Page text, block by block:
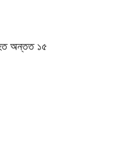
অন্তত ১৫